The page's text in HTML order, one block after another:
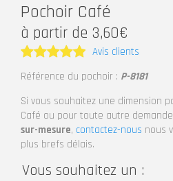
Pochoir Café
à partir de 3,60€
Note5
Avis clients
Référence du pochoir : P-8181
Si vous souhaitez une dimension
Café ou pour toute autre
sur-mesure, contactez-nous nous
plus brefs délais.
Vous souhaitez un :